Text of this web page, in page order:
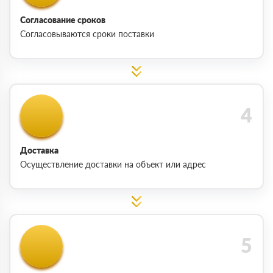
Согласование сроков
Согласовываются сроки поставки
Доставка
Осуществление доставки на объект или адрес